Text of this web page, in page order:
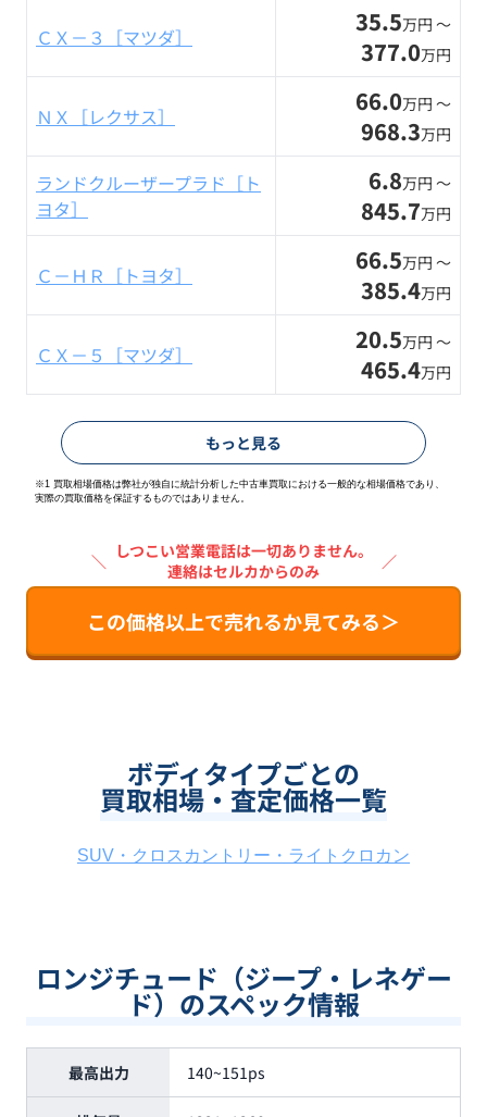
ＣＸ－３［マツダ］ 35.5万円 〜
377.0万円
ＮＸ［レクサス］ 66.0万円 〜
968.3万円
ランドクルーザープラド［ト
ヨタ］
6.8万円 〜
845.7万円
Ｃ－ＨＲ［トヨタ］ 66.5万円 〜
385.4万円
ＣＸ－５［マツダ］ 20.5万円 〜
465.4万円
もっと見る
※1 買取相場価格は弊社が独自に統計分析した中古車買取における一般的な相場価格であり、
実際の買取価格を保証するものではありません。
＼
しつこい営業電話は一切ありません。
連絡はセルカからのみ
／
この価格以上で売れるか見てみる＞
ボディタイプごとの
買取相場・査定価格一覧
SUV・クロスカントリー・ライトクロカン
ロンジチュード（ジープ・レネゲー
ド）のスペック情報
最高出力 140~151ps